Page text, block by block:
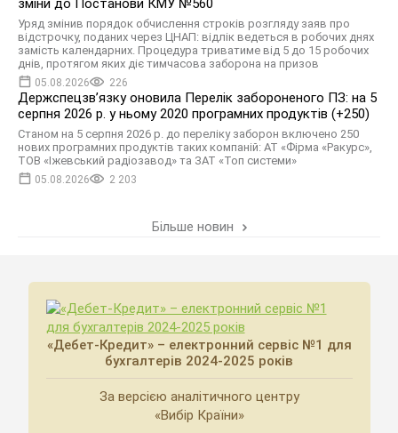
зміни до Постанови КМУ №560
Уряд змінив порядок обчислення строків розгляду заяв про
відстрочку, поданих через ЦНАП: відлік ведеться в робочих днях
замість календарних. Процедура триватиме від 5 до 15 робочих
днів, протягом яких діє тимчасова заборона на призов
05.08.2026 226
Держспецзв’язку оновила Перелік забороненого ПЗ: на 5
серпня 2026 р. у ньому 2020 програмних продуктів (+250)
Станом на 5 серпня 2026 р. до переліку заборон включено 250
нових програмних продуктів таких компаній: АТ «Фірма «Ракурс»,
ТОВ «Іжевський радіозавод» та ЗАТ «Топ системи»
05.08.2026 2 203
Більше новин
«Дебет-Кредит» – електронний сервіс №1 для
бухгалтерів 2024-2025 років
За версією аналітичного центру
«Вибір Країни»